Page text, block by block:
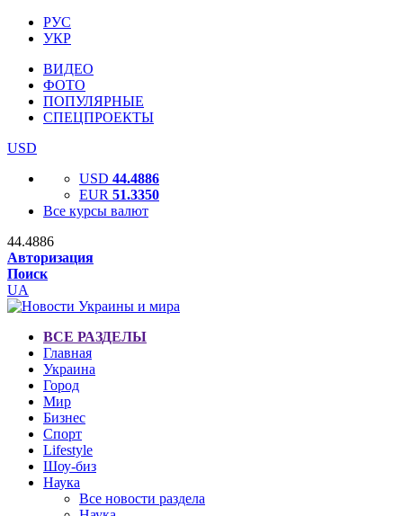
РУС
УКР
ВИДЕО
ФОТО
ПОПУЛЯРНЫЕ
СПЕЦПРОЕКТЫ
USD
USD 44.4886
EUR 51.3350
Все курсы валют
44.4886
Авторизация
Поиск
UA
ВСЕ РАЗДЕЛЫ
Главная
Украина
Город
Мир
Бизнес
Спорт
Lifestyle
Шоу-биз
Наука
Все новости раздела